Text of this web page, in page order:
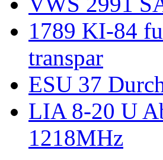
1789 KI-84
transpar
ESU 37
LIA 8-20 U
1218MHz